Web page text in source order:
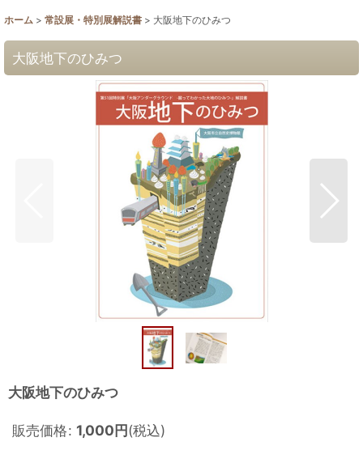
ホーム > 常設展・特別展解説書 > 大阪地下のひみつ
大阪地下のひみつ
大阪地下のひみつ
販売価格: 1,000円(税込)